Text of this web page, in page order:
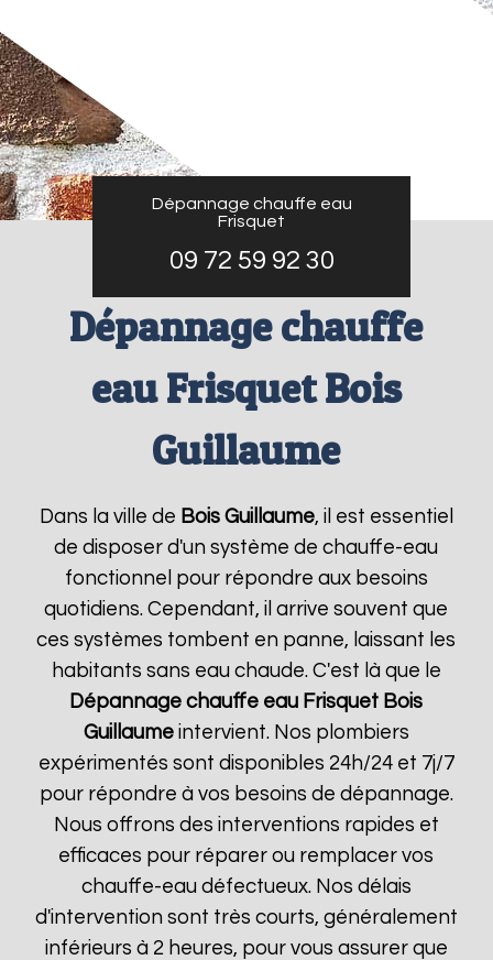
Dépannage chauffe eau
Frisquet
09 72 59 92 30
Dépannage chauffe
eau Frisquet Bois
Guillaume
Dans la ville de Bois Guillaume, il est essentiel
de disposer d'un système de chauffe-eau
fonctionnel pour répondre aux besoins
quotidiens. Cependant, il arrive souvent que
ces systèmes tombent en panne, laissant les
habitants sans eau chaude. C'est là que le
Dépannage chauffe eau Frisquet Bois
Guillaumeintervient. Nos plombiers
expérimentés sont disponibles 24h/24 et 7j/7
pour répondre à vos besoins de dépannage.
Nous offrons des interventions rapides et
efficaces pour réparer ou remplacer vos
chauffe-eau défectueux. Nos délais
d'intervention sont très courts, généralement
inférieurs à 2 heures, pour vous assurer que